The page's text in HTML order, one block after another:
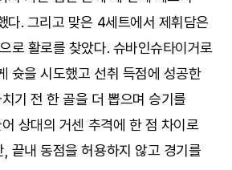
다. 그리고 맞은 4세트에서 제휘담은
로 활로를 찾았다. 슈바인슈타이거로
슛을 시도했고 선취 득점에 성공한
기 전 한 골을 더 뽑으며 승기를
상대의 거센 추격에 한 점 차이로
끝내 동점을 허용하지 않고 경기를